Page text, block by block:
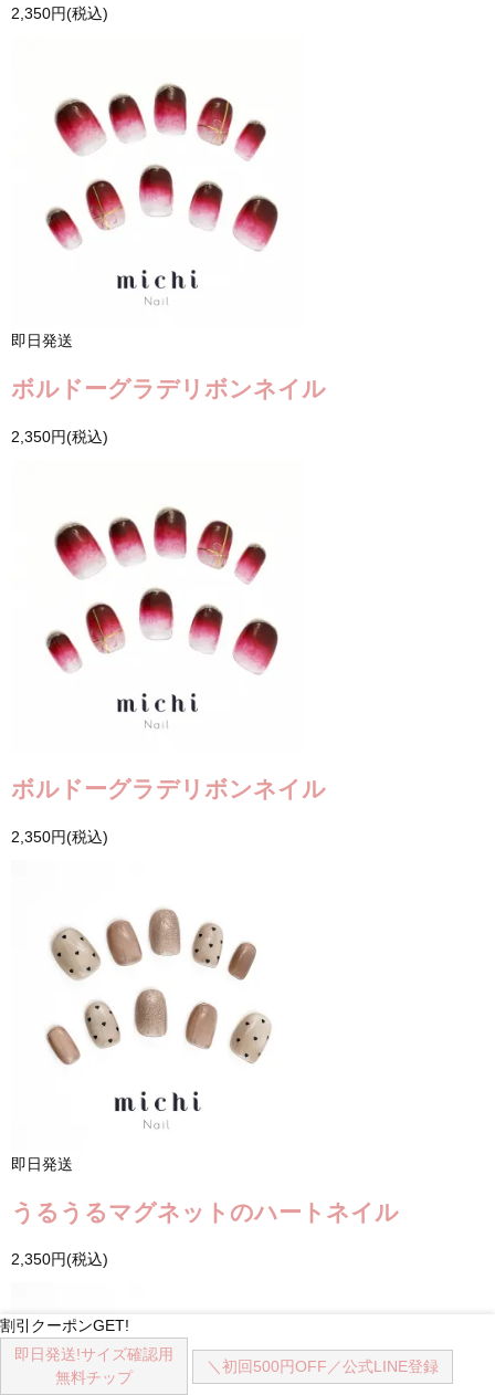
2,350円(税込)
即日発送
ボルドーグラデリボンネイル
2,350円(税込)
ボルドーグラデリボンネイル
2,350円(税込)
即日発送
うるうるマグネットのハートネイル
2,350円(税込)
割引クーポンGET!
即日発送!サイズ確認用
無料チップ
＼初回500円OFF／公式LINE登録